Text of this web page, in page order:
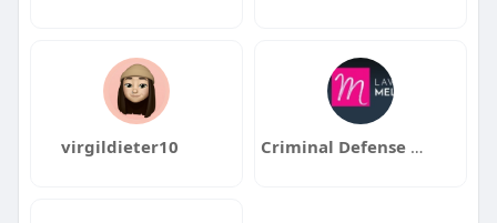
virgildieter10 Criminal Defense Lawyer New Jersey